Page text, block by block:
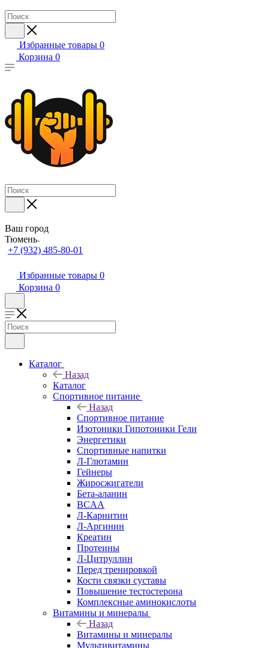
Избранные товары 0
Корзина 0
Ваш город
Тюмень
+7 (932) 485-80-01
Избранные товары 0
Корзина 0
Каталог
Назад
Каталог
Спортивное питание
Назад
Спортивное питание
Изотоники Гипотоники Гели
Энергетики
Спортивные напитки
Л-Глютамин
Гейнеры
Жиросжигатели
Бета-аланин
BCAA
Л-Карнитин
Л-Аргинин
Креатин
Протеины
Л-Цитруллин
Перед тренировкой
Кости связки суставы
Повышение тестостерона
Комплексные аминокислоты
Витамины и минералы
Назад
Витамины и минералы
Мультивитамины